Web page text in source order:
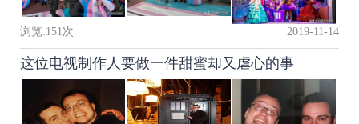
浏览:151 次 2019-11-14
这位电视制作人要做一件甜蜜却又虐心的事